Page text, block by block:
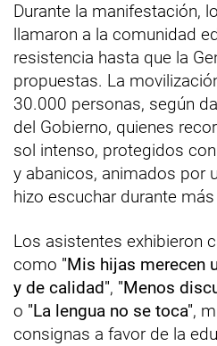
Durante la manifestación,
llamaron a la comunidad
resistencia hasta que la
propuestas. La
30.000 personas, según
del Gobierno, quienes
sol intenso, protegidos
y abanicos, animados por
hizo escuchar durante
Los asistentes exhibieron
como "Mis hijas merecen
y de calidad", "Menos
o "La lengua no se toca",
consignas a favor de la